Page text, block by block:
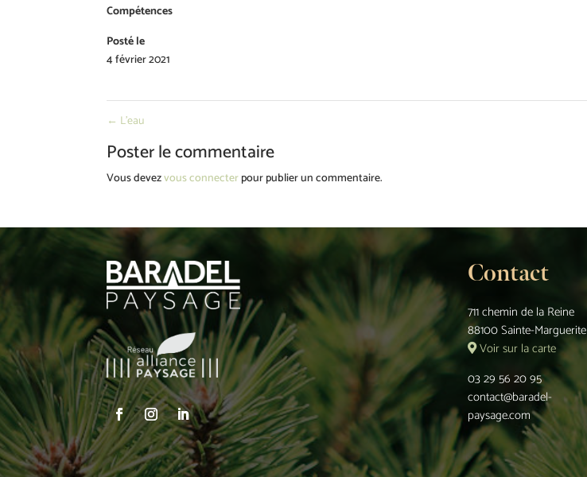
Compétences
Posté le
4 février 2021
← L’eau
Poster le commentaire
Vous devezvous connecterpour publier un commentaire.
Contact
711 chemin de la Reine
88100 Sainte-Marguerite
Voir sur la carte
03 29 56 20 95
contact@baradel-
paysage.com